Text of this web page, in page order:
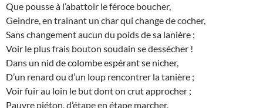
Que pousse à l’abattoir le féroce boucher,
Geindre, en trainant un char qui change de cocher,
Sans changement aucun du poids de sa lanière ;
Voir le plus frais bouton soudain se dessécher !
Dans un nid de colombe espérant se nicher,
D’un renard ou d’un loup rencontrer la tanière ;
Voir fuir au loin le but dont on crut approcher ;
Pauvre piéton, d’étape en étape marcher,